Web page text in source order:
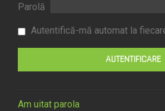
Parolă
Autentifică-mă automat la
Am uitat parola